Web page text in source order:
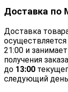
Доставка по
Доставка
21:00 и
получения
до 13:00
следующий